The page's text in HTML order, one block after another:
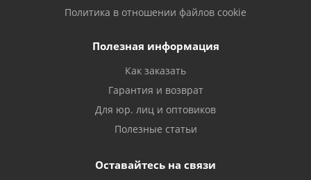
Политика в отношении файлов cookie
Полезная информация
Как заказать
Гарантия и возврат
Для юр. лиц и оптовиков
Полезные статьи
Оставайтесь на связи